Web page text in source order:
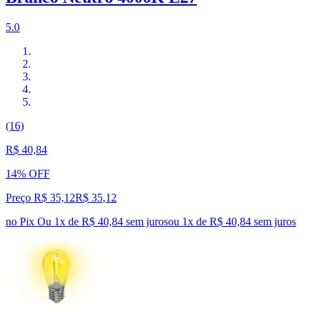
5.0
(16)
R$ 40,84
14% OFF
Preço R$ 35,12R$ 35,12
no Pix Ou 1x de R$ 40,84 sem jurosou 1x de R$ 40,84 sem juros